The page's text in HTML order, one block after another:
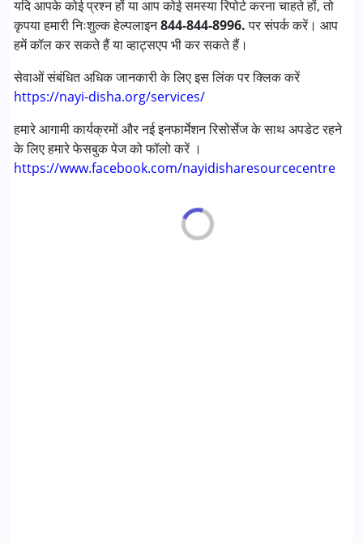
यदि आपके कोई प्रश्न हों या आप कोई समस्या रिपोर्ट करना चाहते हों, तो
कृपया हमारी निःशुल्क हेल्पलाइन844-844-8996.पर संपर्क करें। आप
हमें कॉल कर सकते हैं या व्हाट्सएप भी कर सकते हैं।
सेवाओं संबंधित अधिक जानकारी के लिए इस लिंक पर क्लिक करें
https://nayi-disha.org/services/
हमारे आगामी कार्यक्रमों और नई इनफार्मेशन रिसोर्सेज के साथ अपडेट रहने
के लिए हमारे फेसबुक पेज को फॉलो करें ।
https://www.facebook.com/nayidisharesourcecentre
सेंसरी प्रोसेसिंग डिसऑर्डर (SPD)
आयु वर्ग :0 - 5 years ,6 - 12 years ,13 - 17 years ,above 18
लिंगलड़के, लड़कियाँ